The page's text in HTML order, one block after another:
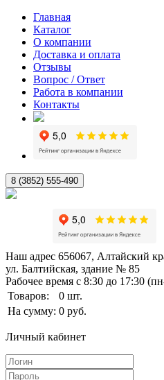
Главная
Каталог
О компании
Доставка и оплата
Отзывы
Вопрос / Ответ
Работа в компании
Контакты
8 (3852) 555-490
Наш адрес 656067, Алтайский
ул. Балтийская, здание № 85
Рабочее время с 8:30 до 17:30
Товаров:
0 шт.
На сумму: 0 руб.
Личный кабинет